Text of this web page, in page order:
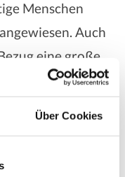
Über Cookies
Menschen
Auch
eine große
um
Beispiel zu